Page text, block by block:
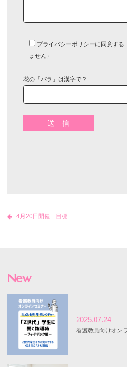
プライバシーポリシーに同意する
ません）
花の「バラ」は漢字で？
4月20日開催 目標達成をやり抜く（目標の立て方・やり方・マインドづくり）
New
2025.07.24
看護教員向けオン